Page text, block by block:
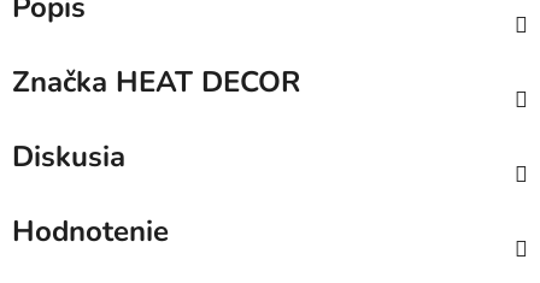
Značka HEAT DECOR
Diskusia
Hodnotenie